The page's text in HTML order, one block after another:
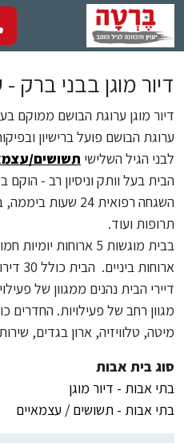
דילוג לתוכן העיקרי
דיור מוגן בבני ברק
דיור מוגן ערוגת הבושם ממוקם
ערוגת הבושם פועל ברישיון
לבני הגיל השלישי תשושים/
השגחה רפואית 24
תרופות ועוד.
ארוחות ביניים. הבית כולל 30 דירות ומאפשר תקופת ניסיון.
דיירי הבית נהנים ממגוון של
מגוון רחב של פעילויות. החדרים
מיטה, טלוויזיה, ארון בגדים,
סוג בית אבות
בתי אבות - דיור מוגן
בתי אבות - תשושים / עצמאיים